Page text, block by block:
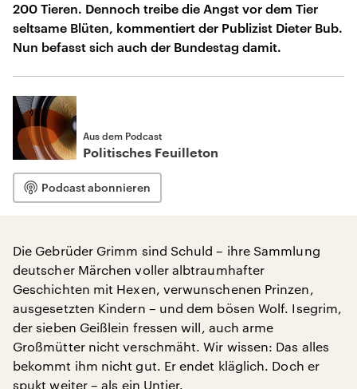
200 Tieren. Dennoch treibe die Angst vor dem Tier
seltsame Blüten, kommentiert der Publizist Dieter Bub.
Nun befasst sich auch der Bundestag damit.
Aus dem Podcast
Politisches Feuilleton
Podcast abonnieren
Die Gebrüder Grimm sind Schuld – ihre Sammlung
deutscher Märchen voller albtraumhafter
Geschichten mit Hexen, verwunschenen Prinzen,
ausgesetzten Kindern – und dem bösen Wolf. Isegrim,
der sieben Geißlein fressen will, auch arme
Großmütter nicht verschmäht. Wir wissen: Das alles
bekommt ihm nicht gut. Er endet kläglich. Doch er
spukt weiter – als ein Untier.